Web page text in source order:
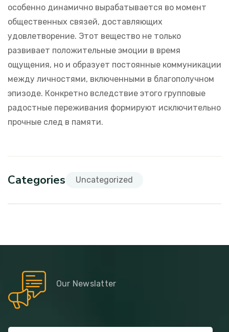
особенно динамично вырабатывается во момент
общественных связей, доставляющих
удовлетворение. Этот вещество не только
развивает положительные эмоции в время
ощущения, но и образует постоянные коммуникации
между личностями, включенными в благополучном
эпизоде. Конкретно вследствие этого групповые
радостные переживания формируют исключительно
прочные след в памяти.
Categories Uncategorized
Our Newslatter